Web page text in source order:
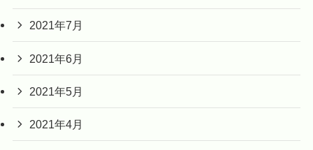
2021年7月
2021年6月
2021年5月
2021年4月